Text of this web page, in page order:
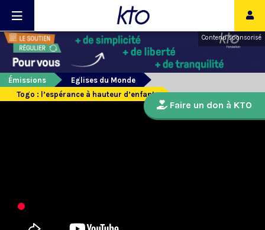
Contenu sponsorisé
Émissions
Eglises du Monde
Togo : l’espérance à hauteur d’enfant
Faire un don à KTO